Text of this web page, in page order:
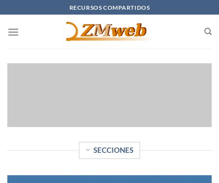
al
contenido
RECURSOS COMPARTIDOS
SECCIONES